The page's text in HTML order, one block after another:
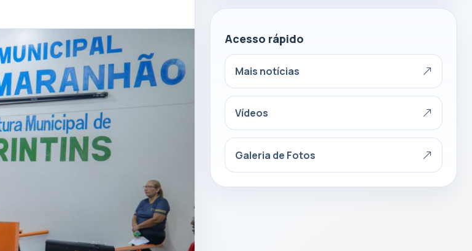
Acesso rápido
Mais notícias
Vídeos
Galeria de Fotos